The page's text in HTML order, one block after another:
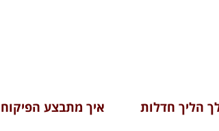
הליך חדלות
איך מתבצע